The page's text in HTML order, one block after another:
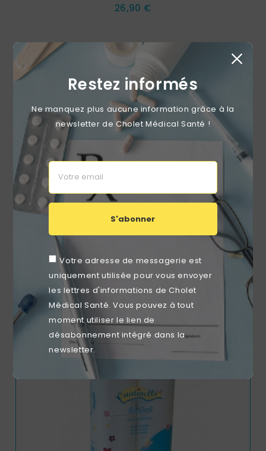
Restez informés
Ne manquez plus aucune information grâce à la
newsletter de Cholet Médical Santé !
S'abonner
Votre adresse de messagerie est
uniquement utilisée pour vous envoyer
les lettres d'informations de Cholet
Médical Santé. Vous pouvez à tout
moment utiliser le lien de
désabonnement intégré dans la
newsletter.
Prix
26,90 €
RUPTURE DE STOCK
LCH Sensigloves – Gants De Toilette Jetables Ultra Doux
Non Tissés – Hygiène Et Confort Pour Toilette Adulte Et
Bébé
Prix
de
base
2,50 €Prix
2,39 €